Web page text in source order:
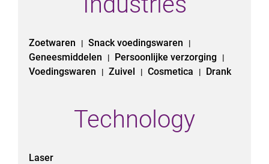
Zoetwaren | Snack voedingswaren |
Geneesmiddelen | Persoonlijke verzorging |
Voedingswaren | Zuivel | Cosmetica | Drank
Technology
Laser